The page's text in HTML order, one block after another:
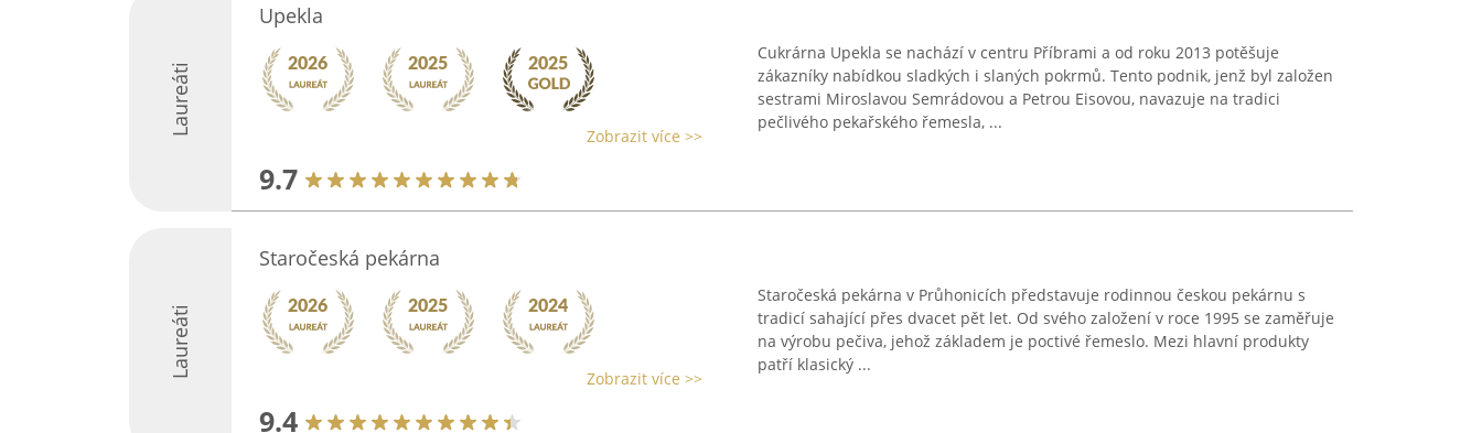
Laureáti
Upekla
Zobrazit více >>
9.7
Cukrárna Upekla se nachází v centru Příbrami a od roku 2013 potěšuje
zákazníky nabídkou sladkých i slaných pokrmů. Tento podnik, jenž byl založen
sestrami Miroslavou Semrádovou a Petrou Eisovou, navazuje na tradici
pečlivého pekařského řemesla, ...
Laureáti
Staročeská pekárna
Zobrazit více >>
9.4
Staročeská pekárna v Průhonicích představuje rodinnou českou pekárnu s
tradicí sahající přes dvacet pět let. Od svého založení v roce 1995 se zaměřuje
na výrobu pečiva, jehož základem je poctivé řemeslo. Mezi hlavní produkty
patří klasický ...